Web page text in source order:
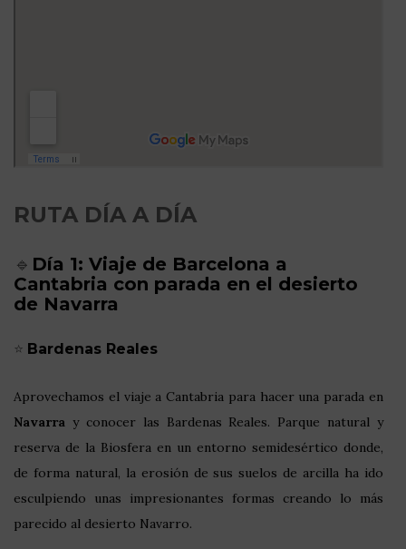
RUTA DÍA A DÍA
🔹 Día 1: Viaje de Barcelona a
Cantabria con parada en el desierto
de Navarra
⭐ Bardenas Reales
Aprovechamos el viaje a Cantabria para hacer una parada en
Navarra y conocer las Bardenas Reales. Parque natural y
reserva de la Biosfera en un entorno semidesértico donde,
de forma natural, la erosión de sus suelos de arcilla ha ido
esculpiendo unas impresionantes formas creando lo más
parecido al desierto Navarro.